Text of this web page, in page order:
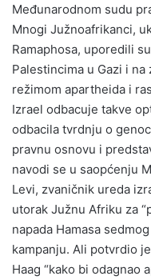
Međunarodnom sudu
Mnogi Južnoafrikanci,
Ramaphosa, uporedili
Palestincima u Gazi i
režimom apartheida i
Izrael odbacuje takve
odbacila tvrdnju o
pravnu osnovu i
navodi se u saopćenju
Levi, zvaničnik ureda
utorak Južnu Afriku za
napada Hamasa
kampanju. Ali potvrdio
Haag “kako bi odagnao